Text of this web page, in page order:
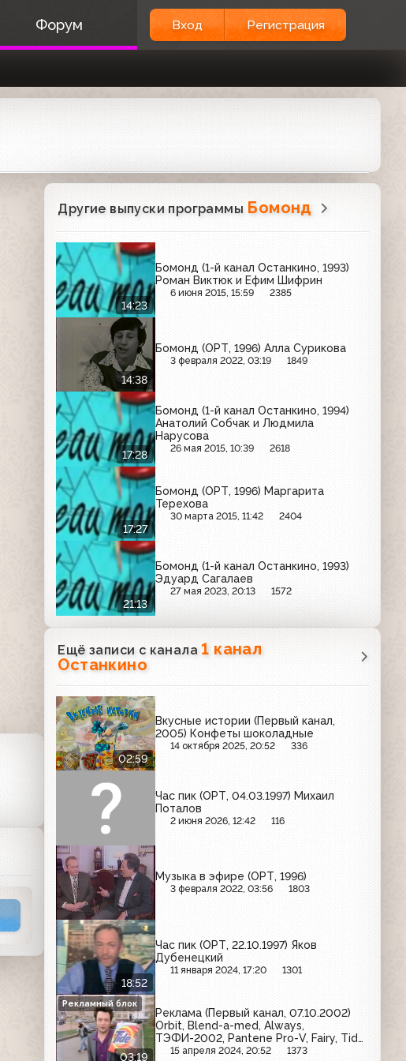
Форум Вход Регистрация
Другие выпуски программы Бомонд
14:23
Бомонд (1-й канал Останкино, 1993)
Роман Виктюк и Ефим Шифрин
6 июня 2015, 15:59 2385
14:38
Бомонд (ОРТ, 1996) Алла Сурикова
3 февраля 2022, 03:19 1849
17:28
Бомонд (1-й канал Останкино, 1994)
Анатолий Собчак и Людмила
Нарусова
26 мая 2015, 10:39 2618
17:27
Бомонд (ОРТ, 1996) Маргарита
Терехова
30 марта 2015, 11:42 2404
21:13
Бомонд (1-й канал Останкино, 1993)
Эдуард Сагалаев
27 мая 2023, 20:13 1572
Ещё записи с канала1 канал
Останкино
02:59
Вкусные истории (Первый канал,
2005) Конфеты шоколадные
14 октября 2025, 20:52 336
Час пик (ОРТ, 04.03.1997) Михаил
Поталов
2 июня 2026, 12:42 116
Музыка в эфире (ОРТ, 1996)
3 февраля 2022, 03:56 1803
18:52
Час пик (ОРТ, 22.10.1997) Яков
Дубенецкий
11 января 2024, 17:20 1301
03:19
Реклама (Первый канал, 07.10.2002)
Orbit, Blend-a-med, Always,
ТЭФИ-2002, Pantene Pro-V, Fairy, Tide,
Blendax
15 апреля 2024, 20:52 1373
Рекламный блок